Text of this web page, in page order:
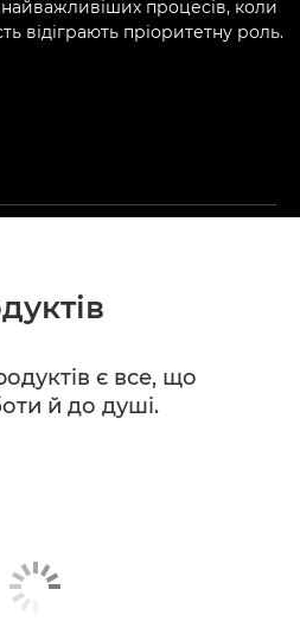
процесів, коли
відіграють пріоритетну роль.
є все, що
й до душі.